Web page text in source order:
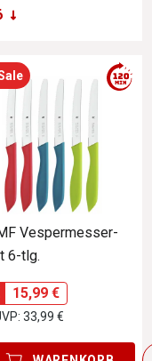
Vespermesser-
6-tlg.
15,99 €
33,99 €